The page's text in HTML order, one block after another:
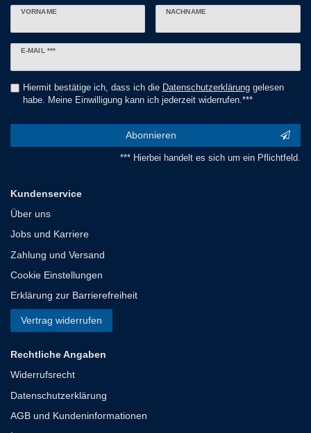
VORNAME NACHNAME
E-MAIL ***
Newsletter
Hiermit bestätige ich, dass ich die Daten­schutz­erklärunggelesen
habe. Meine Einwilligung kann ich jederzeit widerrufen.***
Abonnieren
*** Hierbei handelt es sich um ein Pflichtfeld.
Kundenservice
Über uns
Jobs und Karriere
Zahlung und Versand
Cookie Einstellungen
Erklärung zur Barrierefreiheit
Vertrag widerrufen
Rechtliche Angaben
Widerrufsrecht
Datenschutzerklärung
AGB und Kundeninformationen